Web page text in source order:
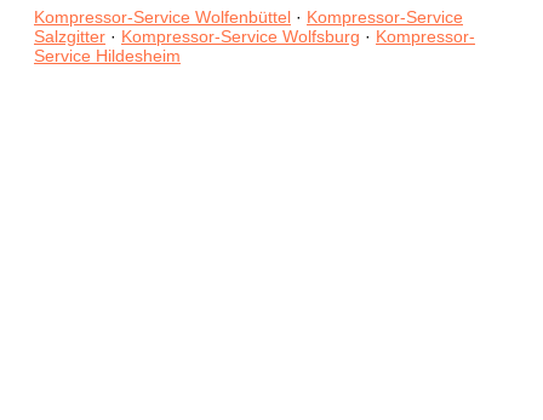
Kompressor-Service Wolfenbüttel · Kompressor-Service
Salzgitter · Kompressor-Service Wolfsburg · Kompressor-
Service Hildesheim